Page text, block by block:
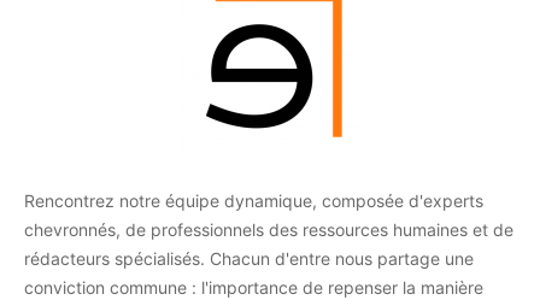
Rencontrez notre équipe dynamique, composée d'experts
chevronnés, de professionnels des ressources humaines et de
rédacteurs spécialisés. Chacun d'entre nous partage une
conviction commune : l'importance de repenser la manière